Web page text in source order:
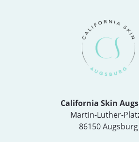
California Skin
Martin-Luther-
86150 Augsburg